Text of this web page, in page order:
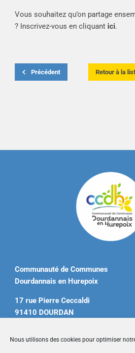
Nous utilisons des cookies pour optimiser
Vous souhaitez qu’on partage
? Inscrivez-vous en cliquant ici.
Précédent Retour à la
Communauté de Communes
Dourdannais en Hurepoix
17 rue Pierre Ceccaldi
91410 DOURDAN
contact@ccdourdannais.com